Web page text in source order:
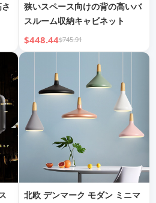
狭いスペース向けの背の高いバ
スルーム収納キャビネット
$448.44$745.91
北欧 デンマーク モダン ミニマ